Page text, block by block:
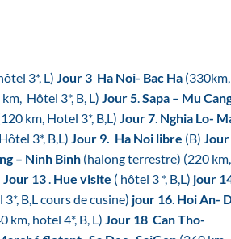
3*, L) Jour 3 Ha Noi- Bac Ha (330km,
Hôtel 3*, B, L) Jour 5.Sapa – Mu
km, Hotel 3*, B,L) Jour 7. Nghia Lo-
3*, B,L) Jour 9. Ha Noi libre (B) Jour
– Ninh Binh (halong terrestre) (220 km,
Jour 13. Hue visite ( hôtel 3 *, B,L) jour
3*, B,L cours de cusine) jour 16. Hoi An-
km, hotel 4*, B, L) Jour 18 Can Tho-